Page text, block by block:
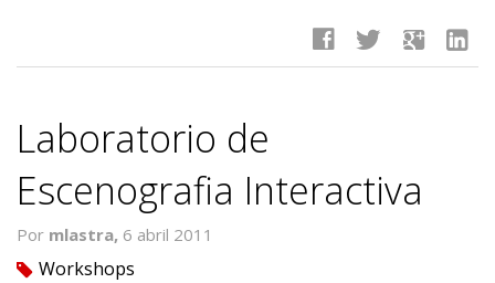
facebook twitter google linkedin
Laboratorio de
Escenografia Interactiva
Por mlastra, 6 abril 2011
tag Workshops